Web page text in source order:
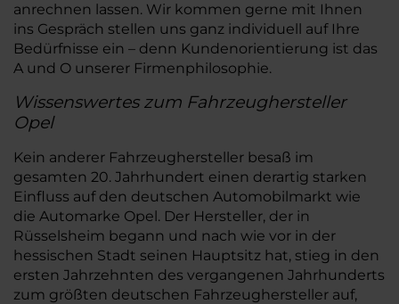
anrechnen lassen. Wir kommen gerne mit Ihnen
ins Gespräch stellen uns ganz individuell auf Ihre
Bedürfnisse ein – denn Kundenorientierung ist das
A und O unserer Firmenphilosophie.
Wissenswertes zum Fahrzeughersteller
Opel
Kein anderer Fahrzeughersteller besaß im
gesamten 20. Jahrhundert einen derartig starken
Einfluss auf den deutschen Automobilmarkt wie
die Automarke Opel. Der Hersteller, der in
Rüsselsheim begann und nach wie vor in der
hessischen Stadt seinen Hauptsitz hat, stieg in den
ersten Jahrzehnten des vergangenen Jahrhunderts
zum größten deutschen Fahrzeughersteller auf,